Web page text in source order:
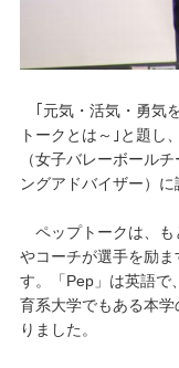
｢元気・活気・勇気
トークとは～｣と題し
（女子バレーボール
ングアドバイザー）に
ペップトークは、も
やコーチが選手を励
す。「Pep」は英語で
育系大学でもある本
りました。